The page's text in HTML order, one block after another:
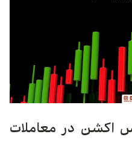
اکشن در معاملات